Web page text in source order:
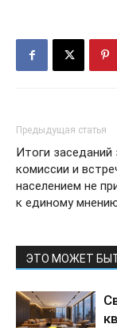
Предыдущая статья
Итоги заседаний
комиссии и
населением не
к единому
ЭТО МОЖЕТ